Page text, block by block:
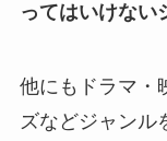
ってはいけない
他にもドラマ・
ズなどジャンル